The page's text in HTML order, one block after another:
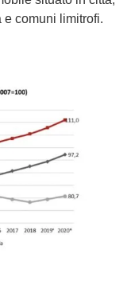
comuni limitrofi.